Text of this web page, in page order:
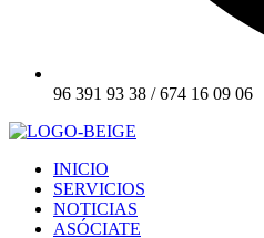
96 391 93 38 / 674 16 09 06
INICIO
SERVICIOS
NOTICIAS
ASÓCIATE